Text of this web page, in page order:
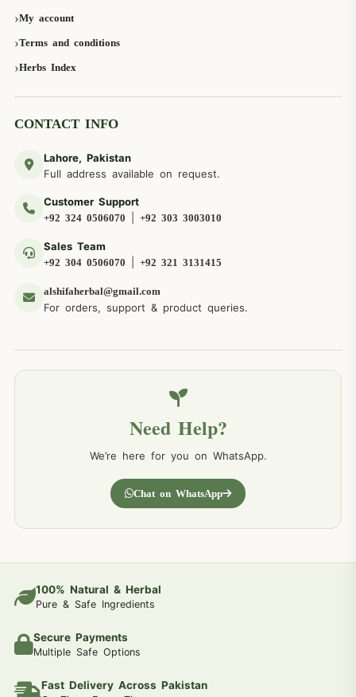
My account
Terms and conditions
Herbs Index
CONTACT INFO
Lahore, Pakistan
Full address available on request.
Customer Support
+92 324 0506070 +92 303 3003010
Sales Team
+92 304 0506070 +92 321 3131415
alshifaherbal@gmail.com
For orders, support & product queries.
Need Help?
We’re here for you on WhatsApp.
Chat on WhatsApp
100% Natural & Herbal
Pure & Safe Ingredients
Secure Payments
Multiple Safe Options
Fast Delivery Across Pakistan